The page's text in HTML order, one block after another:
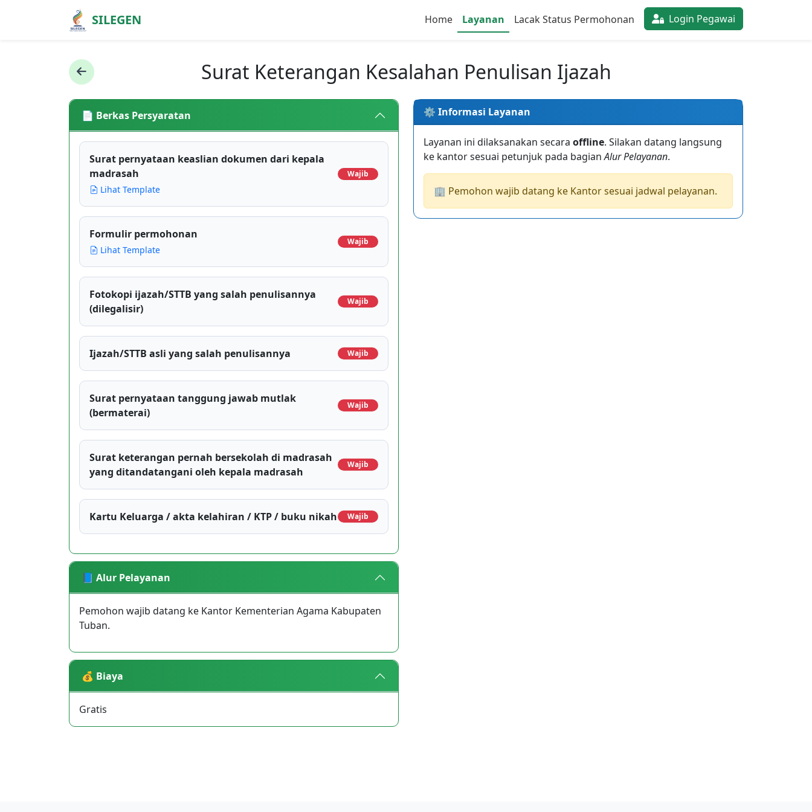
SILEGEN Home Layanan Lacak Status Permohonan Login Pegawai
Surat Keterangan Kesalahan Penulisan Ijazah
📄 Berkas Persyaratan
Surat pernyataan keaslian dokumen dari kepala
madrasah
Lihat Template
Wajib
Formulir permohonan
Lihat Template
Wajib
Fotokopi ijazah/STTB yang salah penulisannya
(dilegalisir)
Wajib
Ijazah/STTB asli yang salah penulisannya Wajib
Surat pernyataan tanggung jawab mutlak
(bermaterai)
Wajib
Surat keterangan pernah bersekolah di madrasah
yang ditandatangani oleh kepala madrasah
Wajib
Kartu Keluarga / akta kelahiran / KTP / buku nikah Wajib
📘 Alur Pelayanan
Pemohon wajib datang ke Kantor Kementerian Agama Kabupaten
Tuban.
💰 Biaya
Gratis
⚙️ Informasi Layanan
Layanan ini dilaksanakan secara offline. Silakan datang langsung
ke kantor sesuai petunjuk pada bagianAlur Pelayanan.
🏢 Pemohon wajib datang ke Kantor sesuai jadwal pelayanan.